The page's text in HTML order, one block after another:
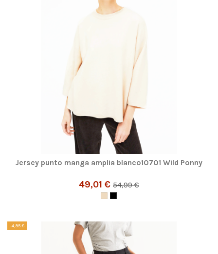
Jersey punto manga amplia blanco10701 Wild Ponny
49,01 € 54,99 €
-4,95 €